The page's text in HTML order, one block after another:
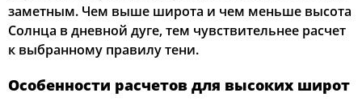
заметным. Чем выше широта и чем меньше высота
Солнца в дневной дуге, тем чувствительнее расчет
к выбранному правилу тени.
Особенности расчетов для высоких широт